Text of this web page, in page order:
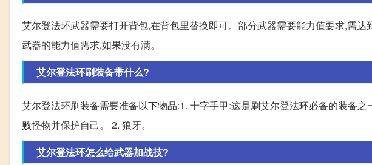
艾尔登法环武器需要打开背包,在背包里替换即可。部分武器需要能力值要求,需
武器的能力值需求,如果没有满。
艾尔登法环刷装备带什么?
艾尔登法环刷装备需要准备以下物品:1. 十字手甲:这是刷艾尔登法环必备的装备
败怪物并保护自己。 2. 狼牙。
艾尔登法环怎么给武器加战技?